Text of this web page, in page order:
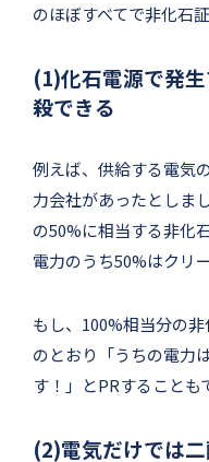
のほぼすべてで非化石
(1)化石電源で発
殺できる
例えば、供給する電気
力会社があったとしま
の50%に相当する非化
電力のうち50%はクリ
もし、100%相当分の
のとおり「うちの電力
す！」とPRすることも
(2)電気だけでは